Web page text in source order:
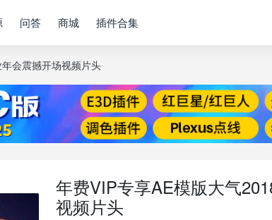
问答 商城 插件合集
会震撼开场视频片头
年费VIP专享AE模版大气
视频片头